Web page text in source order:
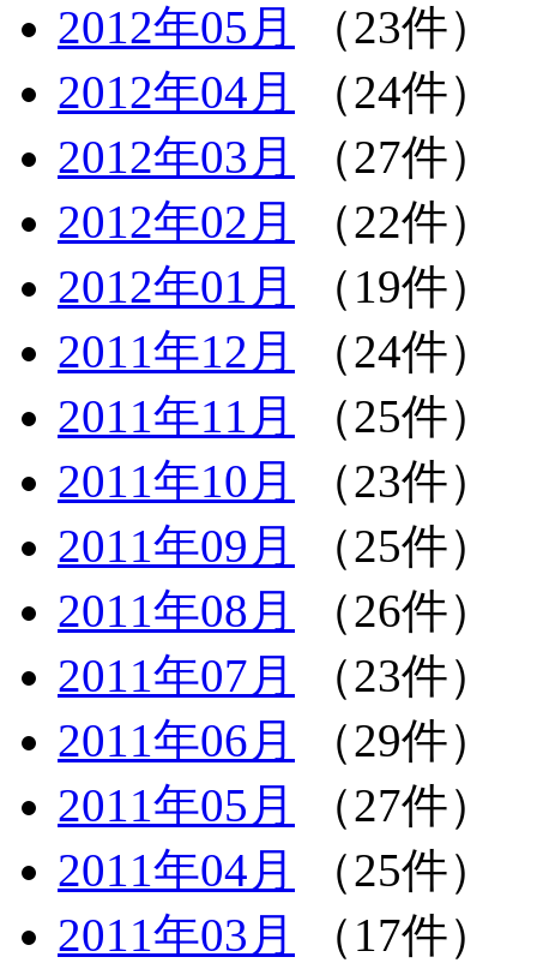
2012年05月
（23件）
2012年04月
（24件）
2012年03月
（27件）
2012年02月
（22件）
2012年01月
（19件）
2011年12月
（24件）
2011年11月
（25件）
2011年10月
（23件）
2011年09月
（25件）
2011年08月
（26件）
2011年07月
（23件）
2011年06月
（29件）
2011年05月
（27件）
2011年04月
（25件）
2011年03月
（17件）